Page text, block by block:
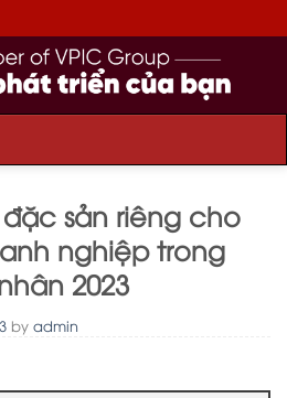
sản riêng cho
nghiệp trong
2023
by admin